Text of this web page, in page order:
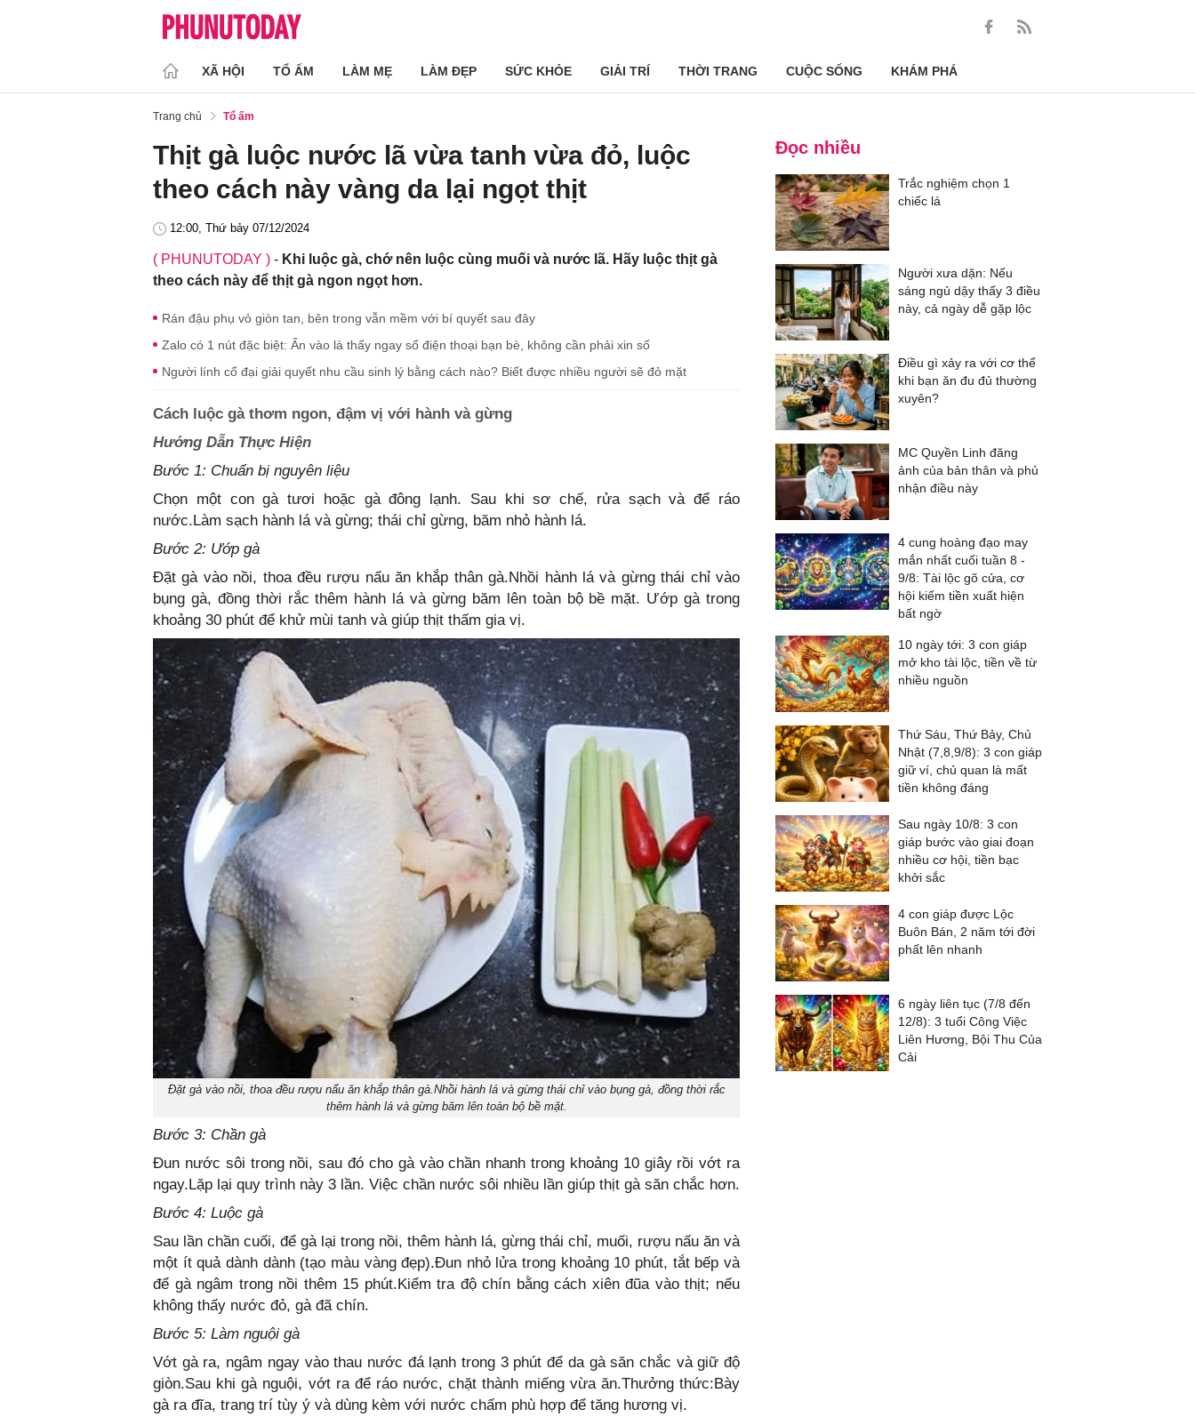
XÃ HỘI TỔ ẤM LÀM MẸ LÀM ĐẸP SỨC KHỎE GIẢI TRÍ THỜI TRANG CUỘC SỐNG KHÁM PHÁ
Trang chủ Tổ ấm
Thịt gà luộc nước lã vừa tanh vừa đỏ, luộc
theo cách này vàng da lại ngọt thịt
12:00, Thứ bảy 07/12/2024
( PHUNUTODAY ) - Khi luộc gà, chớ nên luộc cùng muối và nước lã. Hãy luộc thịt gà
theo cách này để thịt gà ngon ngọt hơn.
Rán đậu phụ vỏ giòn tan, bên trong vẫn mềm với bí quyết sau đây
Zalo có 1 nút đặc biệt: Ấn vào là thấy ngay số điện thoại bạn bè, không cần phải xin số
Người lính cổ đại giải quyết nhu cầu sinh lý bằng cách nào? Biết được nhiều người sẽ đỏ mặt
Cách luộc gà thơm ngon, đậm vị với hành và gừng
Hướng Dẫn Thực Hiện
Bước 1: Chuẩn bị nguyên liệu
Chọn một con gà tươi hoặc gà đông lạnh. Sau khi sơ chế, rửa sạch và để ráo
nước.Làm sạch hành lá và gừng; thái chỉ gừng, băm nhỏ hành lá.
Bước 2: Ướp gà
Đặt gà vào nồi, thoa đều rượu nấu ăn khắp thân gà.Nhồi hành lá và gừng thái chỉ vào
bụng gà, đồng thời rắc thêm hành lá và gừng băm lên toàn bộ bề mặt. Ướp gà trong
khoảng 30 phút để khử mùi tanh và giúp thịt thấm gia vị.
Đặt gà vào nồi, thoa đều rượu nấu ăn khắp thân gà.Nhồi hành lá và gừng thái chỉ vào bụng gà, đồng thời rắc
thêm hành lá và gừng băm lên toàn bộ bề mặt.
Bước 3: Chần gà
Đun nước sôi trong nồi, sau đó cho gà vào chần nhanh trong khoảng 10 giây rồi vớt ra
ngay.Lặp lại quy trình này 3 lần. Việc chần nước sôi nhiều lần giúp thịt gà săn chắc hơn.
Bước 4: Luộc gà
Sau lần chần cuối, để gà lại trong nồi, thêm hành lá, gừng thái chỉ, muối, rượu nấu ăn và
một ít quả dành dành (tạo màu vàng đẹp).Đun nhỏ lửa trong khoảng 10 phút, tắt bếp và
để gà ngâm trong nồi thêm 15 phút.Kiểm tra độ chín bằng cách xiên đũa vào thịt; nếu
không thấy nước đỏ, gà đã chín.
Bước 5: Làm nguội gà
Vớt gà ra, ngâm ngay vào thau nước đá lạnh trong 3 phút để da gà săn chắc và giữ độ
giòn.Sau khi gà nguội, vớt ra để ráo nước, chặt thành miếng vừa ăn.Thưởng thức:Bày
gà ra đĩa, trang trí tùy ý và dùng kèm với nước chấm phù hợp để tăng hương vị.
Đọc nhiều
Trắc nghiệm chọn 1
chiếc lá
Người xưa dặn: Nếu
sáng ngủ dậy thấy 3 điều
này, cả ngày dễ gặp lộc
Điều gì xảy ra với cơ thể
khi bạn ăn đu đủ thường
xuyên?
MC Quyền Linh đăng
ảnh của bản thân và phủ
nhận điều này
4 cung hoàng đạo may
mắn nhất cuối tuần 8 -
9/8: Tài lộc gõ cửa, cơ
hội kiếm tiền xuất hiện
bất ngờ
10 ngày tới: 3 con giáp
mở kho tài lộc, tiền về từ
nhiều nguồn
Thứ Sáu, Thứ Bảy, Chủ
Nhật (7,8,9/8): 3 con giáp
giữ ví, chủ quan là mất
tiền không đáng
Sau ngày 10/8: 3 con
giáp bước vào giai đoạn
nhiều cơ hội, tiền bạc
khởi sắc
4 con giáp được Lộc
Buôn Bán, 2 năm tới đời
phất lên nhanh
6 ngày liên tục (7/8 đến
12/8): 3 tuổi Công Việc
Liên Hương, Bội Thu Của
Cải